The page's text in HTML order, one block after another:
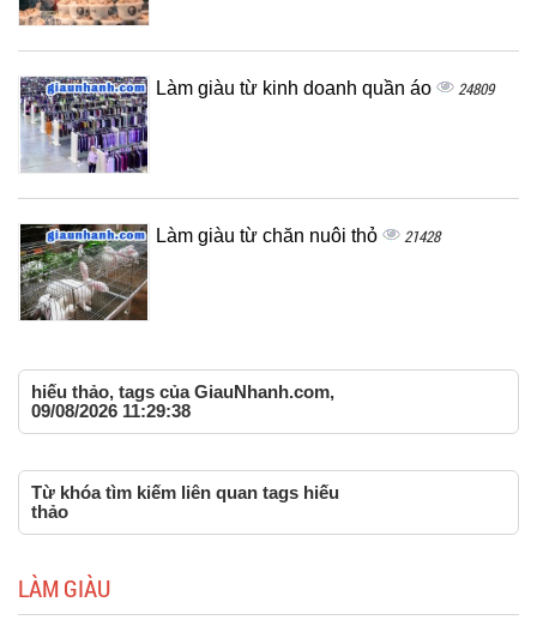
Làm giàu từ kinh doanh quần áo 24809
Làm giàu từ chăn nuôi thỏ 21428
hiếu thảo, tags của GiauNhanh.com,
09/08/2026 11:29:38
Từ khóa tìm kiếm liên quan tags hiếu
thảo
LÀM GIÀU